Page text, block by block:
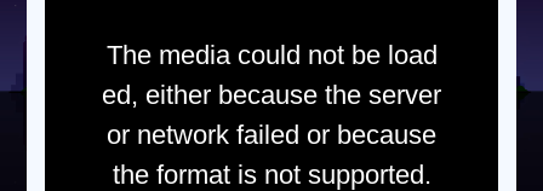
The media could not be load
ed, either because the server
or network failed or because
the format is not supported.